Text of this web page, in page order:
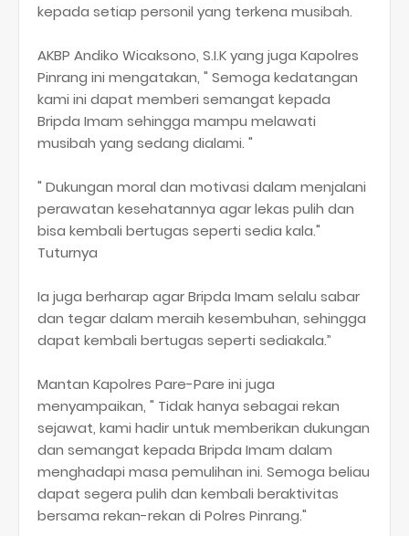
kepada setiap personil yang terkena musibah.
AKBP Andiko Wicaksono, S.I.K yang juga Kapolres
Pinrang ini mengatakan, " Semoga kedatangan
kami ini dapat memberi semangat kepada
Bripda Imam sehingga mampu melawati
musibah yang sedang dialami. "
" Dukungan moral dan motivasi dalam menjalani
perawatan kesehatannya agar lekas pulih dan
bisa kembali bertugas seperti sedia kala."
Tuturnya
Ia juga berharap agar Bripda Imam selalu sabar
dan tegar dalam meraih kesembuhan, sehingga
dapat kembali bertugas seperti sediakala.”
Mantan Kapolres Pare-Pare ini juga
menyampaikan, " Tidak hanya sebagai rekan
sejawat, kami hadir untuk memberikan dukungan
dan semangat kepada Bripda Imam dalam
menghadapi masa pemulihan ini. Semoga beliau
dapat segera pulih dan kembali beraktivitas
bersama rekan-rekan di Polres Pinrang."